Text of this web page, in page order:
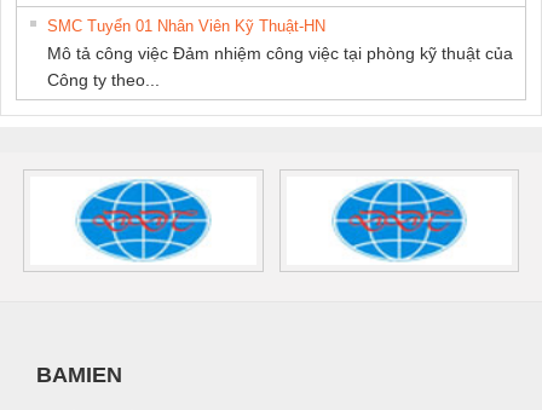
SMC Tuyển 01 Nhân Viên Kỹ Thuật-HN
Mô tả công việc Đảm nhiệm công việc tại phòng kỹ thuật của
Công ty theo...
BAMIEN